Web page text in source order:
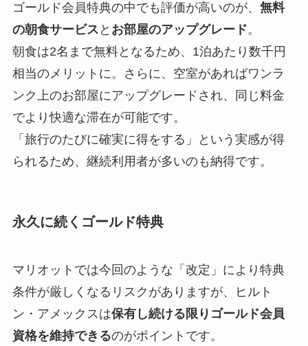
ゴールド会員特典の中でも評価が高いのが、 無料
の朝食サービス と お部屋のアップグレード。
朝食は2名まで無料となるため、1泊あたり数千円
相当のメリットに。さらに、空室があればワンラ
ンク上のお部屋にアップグレードされ、同じ料金
でより快適な滞在が可能です。
「旅行のたびに確実に得をする」という実感が得
られるため、継続利用者が多いのも納得です。
永久に続くゴールド特典
マリオットでは今回のような「改定」により特典
条件が厳しくなるリスクがありますが、ヒルト
ン・アメックスは保有し続ける限りゴールド会員
資格を維持できるのがポイントです。